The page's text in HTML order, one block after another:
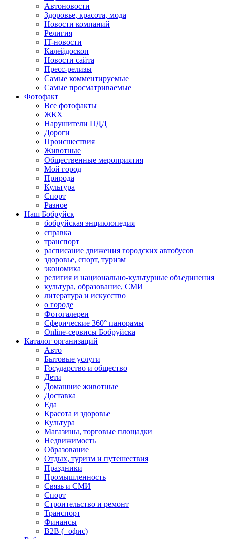
Автоновости
Здоровье, красота, мода
Новости компаний
Религия
IT-новости
Калейдоскоп
Новости сайта
Пресс-релизы
Самые комментируемые
Самые просматриваемые
Фотофакт
Все фотофакты
ЖКХ
Нарушители ПДД
Дороги
Происшествия
Животные
Общественные мероприятия
Мой город
Природа
Культура
Спорт
Разное
Наш Бобруйск
бобруйская энциклопедия
справка
транспорт
расписание движения городских автобусов
здоровье, спорт, туризм
экономика
религия и национально-культурные объединения
культура, образование, СМИ
литература и искусство
о городе
Фотогалереи
Сферические 360° панорамы
Online-сервисы Бобруйска
Каталог организаций
Авто
Бытовые услуги
Государство и общество
Дети
Домашние животные
Доставка
Еда
Красота и здоровье
Культура
Магазины, торговые площадки
Недвижимость
Образование
Отдых, туризм и путешествия
Праздники
Промышленность
Связь и СМИ
Спорт
Строительство и ремонт
Транспорт
Финансы
B2B (+офис)